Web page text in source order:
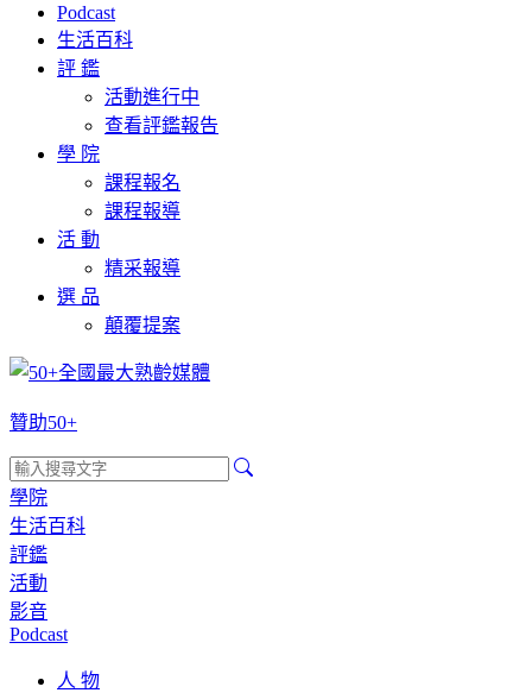
Podcast
生活百科
評 鑑
活動進行中
查看評鑑報告
學 院
課程報名
課程報導
活 動
精采報導
選 品
顛覆提案
贊助50+
學院
生活百科
評鑑
活動
影音
Podcast
人 物